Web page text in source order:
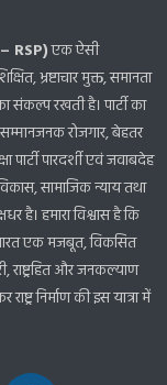
RSP)एक ऐसी
भ्रष्टाचार मुक्त, समानता
संकल्प रखती है। पार्टी का
रोजगार, बेहतर
पार्टी पारदर्शी एवं जवाबदेह
सामाजिक न्याय तथा
है। हमारा विश्वास है कि
एक मजबूत, विकसित
राष्ट्रहित और जनकल्याण
निर्माण की इस यात्रा में